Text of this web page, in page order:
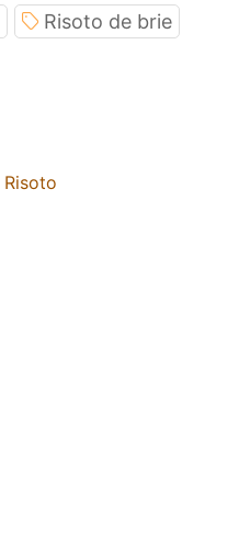
Risoto de brie
Risoto